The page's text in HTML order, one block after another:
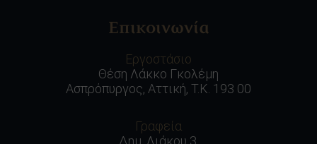
Επικοινωνία
Εργοστάσιο
Θέση Λάκκο Γκολέμη
Ασπρόπυργος, Αττική, Τ.Κ. 193 00
Γραφεία
Δημ. Λιάκου 3,